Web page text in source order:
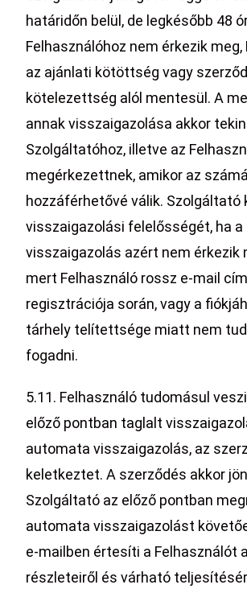
határidőn belül, de legkésőbb 48
Felhasználóhoz nem érkezik meg,
az ajánlati kötöttség vagy
kötelezettség alól mentesül. A
annak visszaigazolása akkor
Szolgáltatóhoz, illetve az
megérkezettnek, amikor az
hozzáférhetővé válik. Szolgáltató
visszaigazolási felelősségét, ha a
visszaigazolás azért nem érkezik
mert Felhasználó rossz e-mail
regisztrációja során, vagy a
tárhely telítettsége miatt nem
fogadni.
5.11. Felhasználó tudomásul
előző pontban taglalt
automata visszaigazolás, az
keletkeztet. A szerződés akkor
Szolgáltató az előző pontban
automata visszaigazolást
e-mailben értesíti a Felhasználót
részleteiről és várható